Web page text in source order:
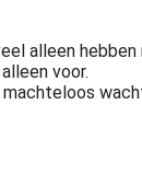
alleen
voor.